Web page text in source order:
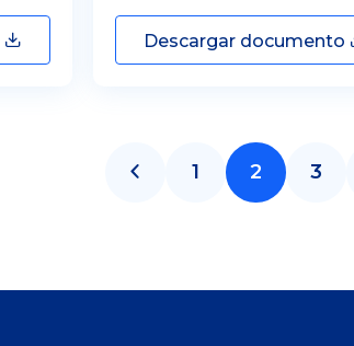
Descargar documento
1 2 3